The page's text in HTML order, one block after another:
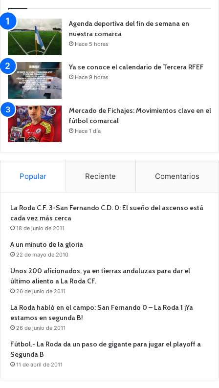
Agenda deportiva del fin de semana en
nuestra comarca
Hace 5 horas
Ya se conoce el calendario de Tercera RFEF
Hace 9 horas
Mercado de Fichajes: Movimientos clave en el
fútbol comarcal
Hace 1 día
Popular Reciente Comentarios
La Roda C.F. 3-San Fernando C.D. 0: El sueño del ascenso está
cada vez más cerca
18 de junio de 2011
A un minuto de la gloria
22 de mayo de 2010
Unos 200 aficionados, ya en tierras andaluzas para dar el
último aliento a La Roda CF.
26 de junio de 2011
La Roda habló en el campo: San Fernando 0 – La Roda 1 ¡Ya
estamos en segunda B!
26 de junio de 2011
Fútbol.- La Roda da un paso de gigante para jugar el playoff a
Segunda B
11 de abril de 2011